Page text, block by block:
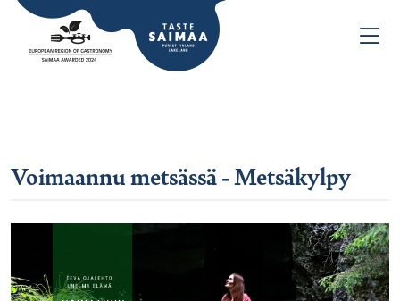
Voimaannu metsässä - Metsäkylpy